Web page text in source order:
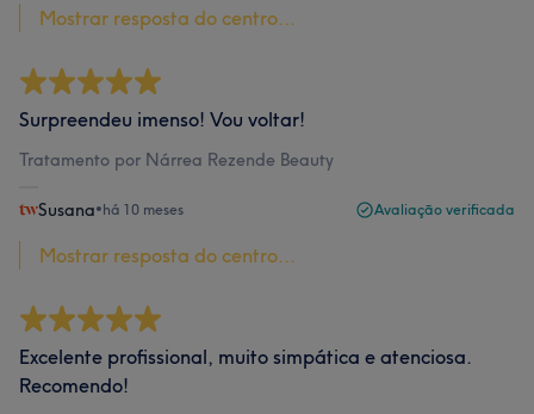
Mostrar resposta do centro...
Surpreendeu imenso! Vou voltar!
Tratamento por Nárrea Rezende Beauty
Susana•há 10 meses Avaliação verificada
Mostrar resposta do centro...
Excelente profissional, muito simpática e atenciosa.
Recomendo!